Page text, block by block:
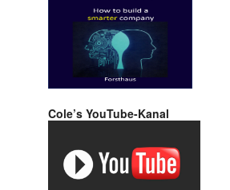
Cole’s YouTube-Kanal